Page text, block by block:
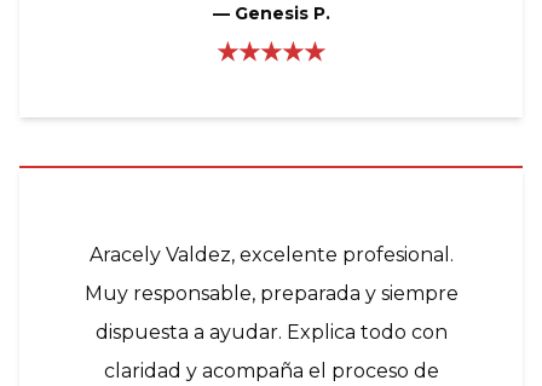
— Genesis P.
★★★★★
Aracely Valdez, excelente profesional.
Muy responsable, preparada y siempre
dispuesta a ayudar. Explica todo con
claridad y acompaña el proceso de